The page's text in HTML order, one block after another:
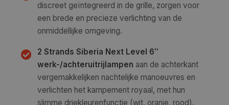
discreet geïntegreerd in de grille, zorgen voor
een brede en precieze verlichting van de
onmiddellijke omgeving.
2 Strands Siberia Next Level 6″
werk-/achteruitrijlampen aan de achterkant
vergemakkelijken nachtelijke manoeuvres en
verlichten het kampement royaal, met hun
slimme driekleurenfunctie (wit, oranje, rood).